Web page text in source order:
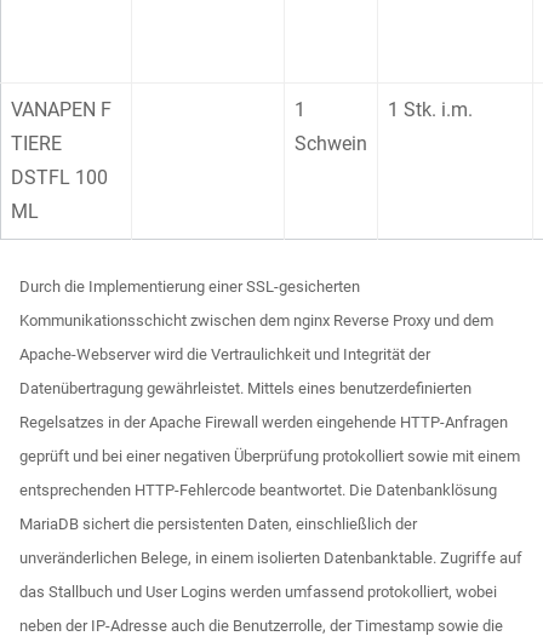
VANAPEN F
TIERE
DSTFL 100
ML
1
Schwein
1 Stk. i.m.
Durch die Implementierung einer SSL-gesicherten
Kommunikationsschicht zwischen dem nginx Reverse Proxy und dem
Apache-Webserver wird die Vertraulichkeit und Integrität der
Datenübertragung gewährleistet. Mittels eines benutzerdefinierten
Regelsatzes in der Apache Firewall werden eingehende HTTP-Anfragen
geprüft und bei einer negativen Überprüfung protokolliert sowie mit einem
entsprechenden HTTP-Fehlercode beantwortet. Die Datenbanklösung
MariaDB sichert die persistenten Daten, einschließlich der
unveränderlichen Belege, in einem isolierten Datenbanktable. Zugriffe auf
das Stallbuch und User Logins werden umfassend protokolliert, wobei
neben der IP-Adresse auch die Benutzerrolle, der Timestamp sowie die